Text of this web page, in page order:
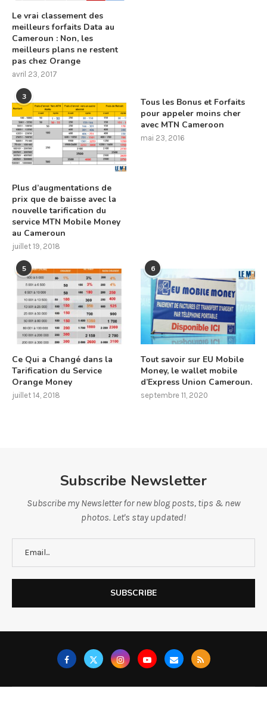
Le vrai classement des
meilleurs forfaits Data au
Cameroun : Non, les
meilleurs plans ne restent
pas chez Orange
avril 23, 2017
3
Plus d’augmentations de
prix que de baisse avec la
nouvelle tarification du
service MTN Mobile Money
au Cameroun
juillet 19, 2018
Tous les Bonus et Forfaits
pour appeler moins cher
avec MTN Cameroon
mai 23, 2016
5
Ce Qui a Changé dans la
Tarification du Service
Orange Money
juillet 14, 2018
6
Tout savoir sur EU Mobile
Money, le wallet mobile
d’Express Union Cameroun.
septembre 11, 2020
Subscribe Newsletter
Subscribe my Newsletter for new blog posts, tips & new
photos. Let's stay updated!